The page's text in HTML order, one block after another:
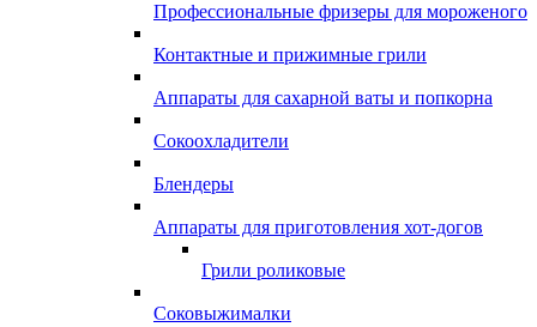
Профессиональные фризеры для мороженого
Контактные и прижимные грили
Аппараты для сахарной ваты и попкорна
Сокоохладители
Блендеры
Аппараты для приготовления хот-догов
Грили роликовые
Соковыжималки